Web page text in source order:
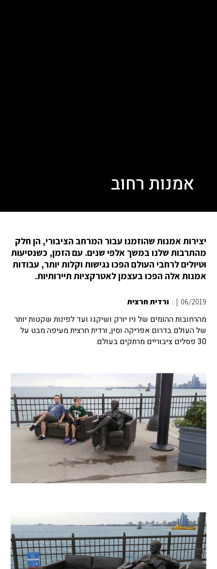
אמנות רחוב
יצירות אמנות שהוזמנו עבור המרחב הציבורי, הן חלק
מהתרבות שלנו במשך אלפי שנים. עם הזמן, כשנסיעות
וטיולים לרחבי העולם הפכו נגישות וקלות יותר, עבודות
אמנות אלה הפכו בעצמן לאטרקציות תיירותיות.
06/2019
|
: ורדית חרצית
מהרחובות ההומים של ניו יורק ושיקגו ועד לפינות שקטות יותר
של העולם בדרום אפריקה וסין, ורדית חרצית מעיפה מבט על
30 פסלים ציבוריים מרתקים בעולם.